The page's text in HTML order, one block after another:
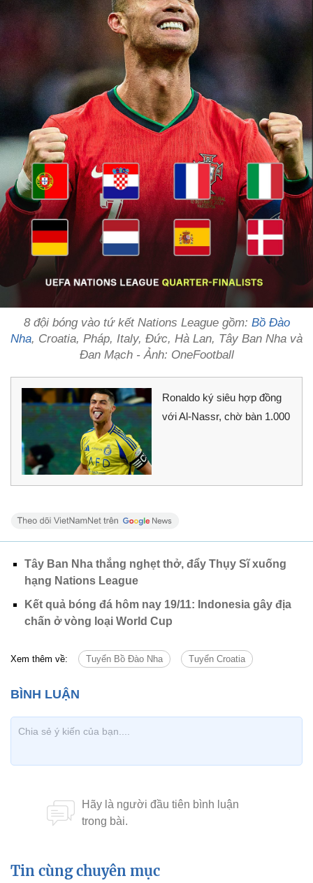
8 đội bóng vào tứ kết Nations League gồm: Bồ Đào
Nha, Croatia, Pháp, Italy, Đức, Hà Lan, Tây Ban Nha và
Đan Mạch - Ảnh: OneFootball
Ronaldo ký siêu hợp đồng
với Al-Nassr, chờ bàn 1.000
Tây Ban Nha thắng nghẹt thở, đẩy Thụy Sĩ xuống
hạng Nations League
Kết quả bóng đá hôm nay 19/11: Indonesia gây địa
chấn ở vòng loại World Cup
Xem thêm về: Tuyển Bồ Đào Nha Tuyển Croatia
Tin cùng chuyên mục